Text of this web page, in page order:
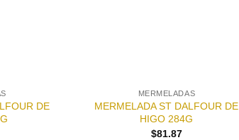
DE
MERMELADAS
MERMELADA ST DALFOUR DE
HIGO 284G
$81.87